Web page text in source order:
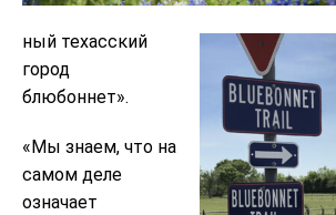
ный техасский
город
блюбоннет».
«Мы знаем, что на
самом деле
означает